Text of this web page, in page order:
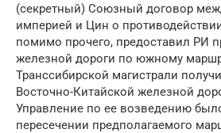
(секретный) Союзный договор
империей и Цин о
помимо прочего, предоставил РИ
железной дороги по южному
Транссибирской магистрали
Восточно-Китайской железной
Управление по ее возведению
пересечении предполагаемого